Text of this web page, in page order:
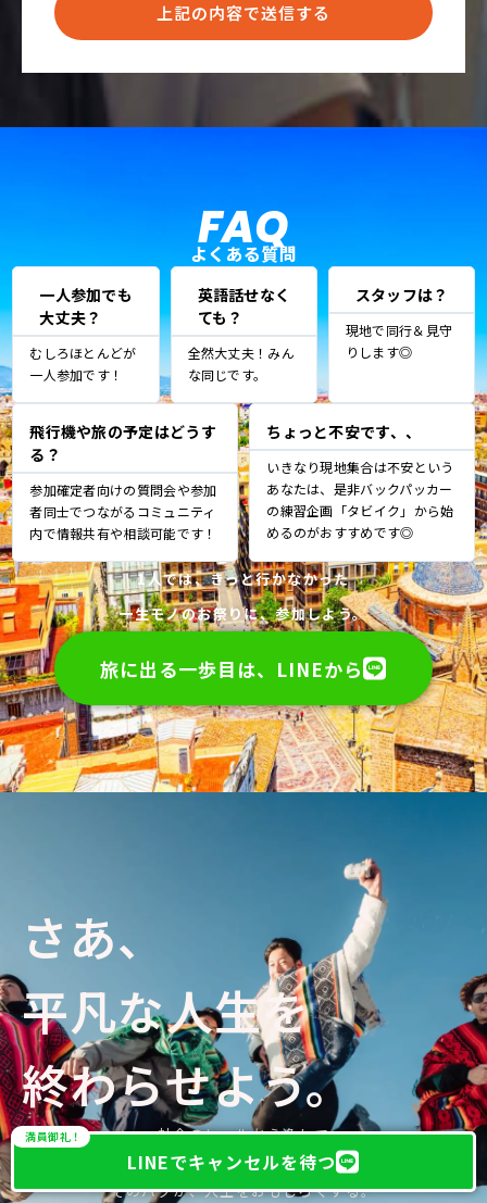
上記の内容で送信する
FAQ
よくある質問
一人参加でも
大丈夫？
むしろほとんどが
一人参加です！
英語話せなく
ても？
全然大丈夫！みん
な同じです。
スタッフは？
現地で同行＆見守
りします◎
飛行機や旅の予定はどうす
る？
参加確定者向けの質問会や参加
者同士でつながるコミュニティ
内で情報共有や相談可能です！
ちょっと不安です、、
いきなり現地集合は不安という
あなたは、是非バックパッカー
の練習企画「タビイク」から始
めるのがおすすめです◎
1人では、きっと行かなかった
一生モノのお祭りに、参加しよう。
旅に出る一歩目は、LINEから
さあ、
平凡な人生を
終わらせよう。
社会のレールから逸れて
自分の人生に、バグを起こせ。
そのバグが、人生をおもしろくする。
満員御礼！
LINEでキャンセルを待つ